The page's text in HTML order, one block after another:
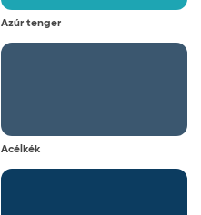
Azúr tenger
Acélkék